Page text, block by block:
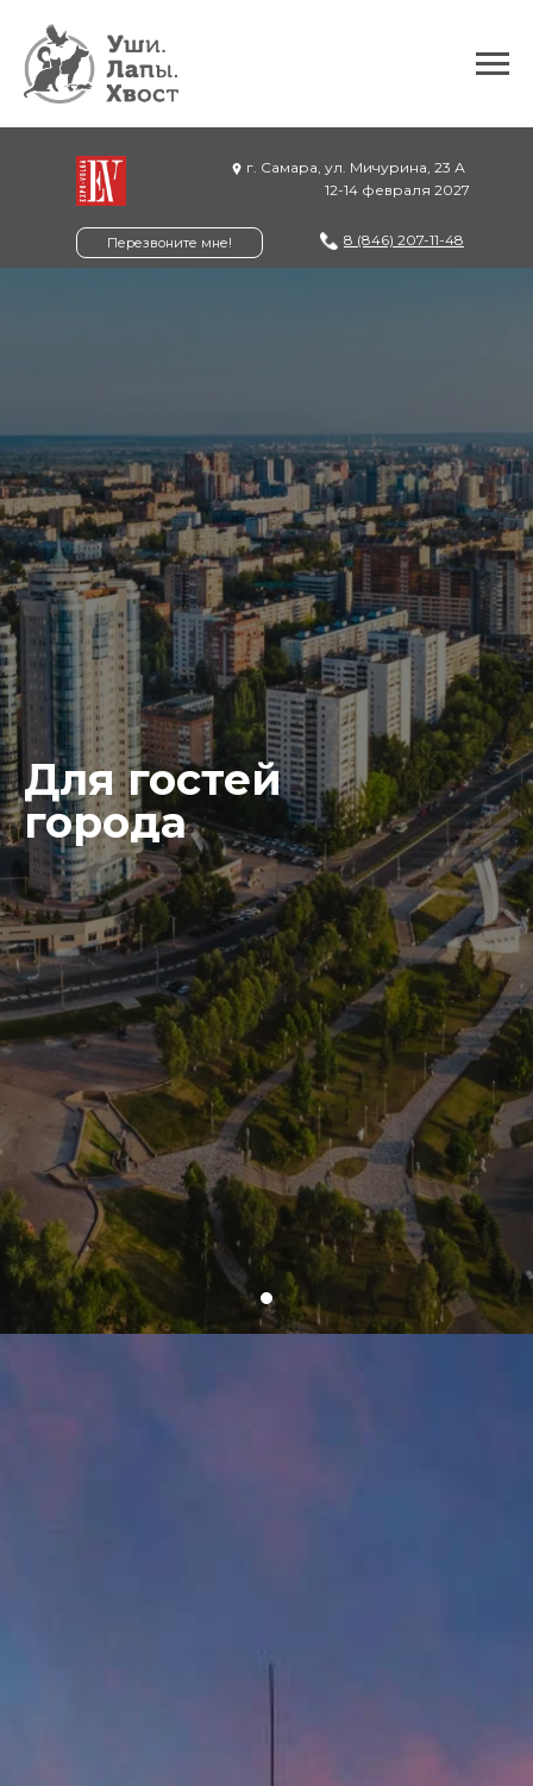
г. Самара, ул. Мичурина, 23 А
12-14 февраля 2027
8 (846) 207-11-48
Перезвоните мне!
Для гостей
города